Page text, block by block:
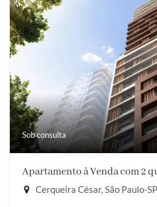
Sob consulta
Apartamento à Venda com 2
Cerqueira César, São Paulo-SP